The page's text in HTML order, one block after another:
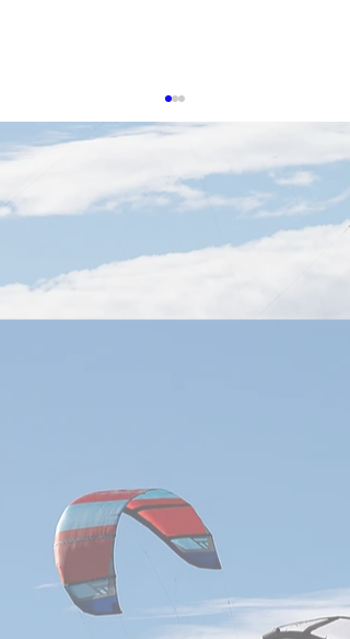
備、穎崴Winway、CSP、
台湾電子部品輸出
感謝。参考にした出典は下記
に記載しています。 半導体設
備、AI需要で超循環 日付
2026年8月6日 AIチップ需要
と米中双方の半導体投資拡大
を背景に、台湾の研華、凌
装置投資は1,659億米ドルと
過去最高が見込まれ、前工程
から先進封装・